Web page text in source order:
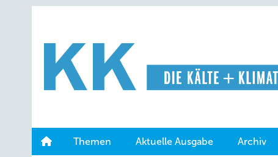
Hauptinhalt
Hauptmenü
Themen Aktuelle Ausgabe Archiv